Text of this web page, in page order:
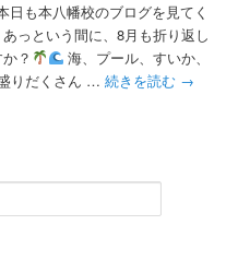
日も本八幡校のブログを見てく
あっという間に、8月も折り返し
？
海、プール、すいか、
りだくさん …続きを読む →